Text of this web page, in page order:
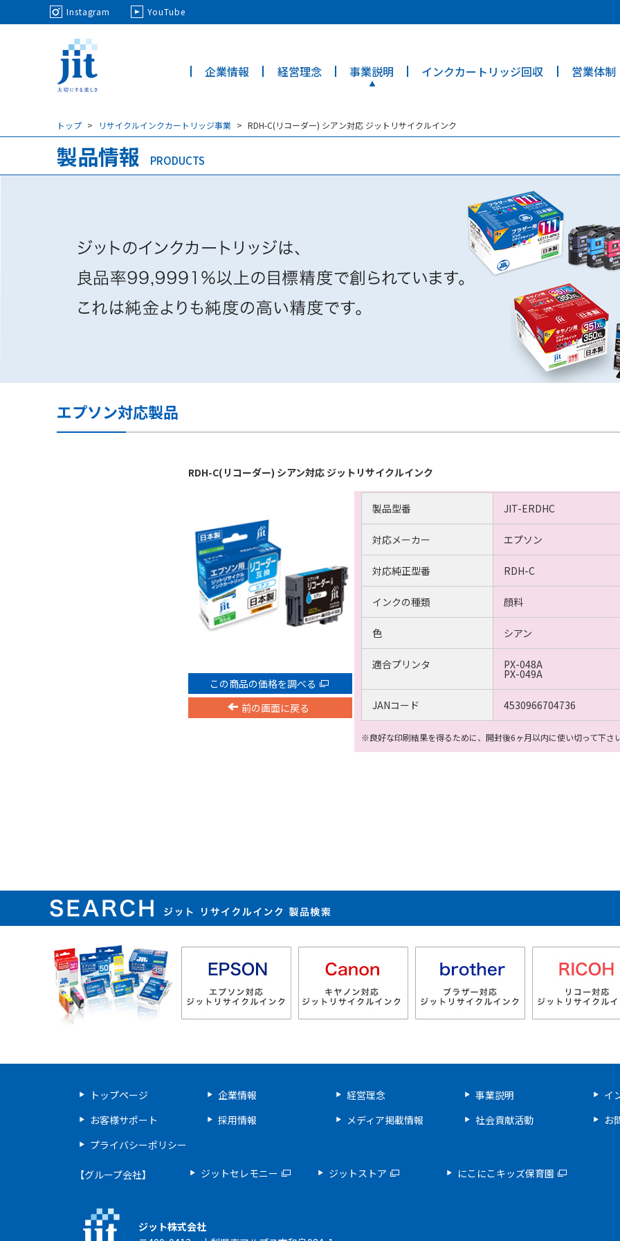
式会社
企業情報 経営理念 事業説明 インクカートリッジ回収 営業体制
Instagram YouTube
トップ リサイクルインクカートリッジ事業 RDH-C(リコーダー) シアン対応 ジットリサイクルインク
製品情報 PRODUCTS
エプソン対応製品
RDH-C(リコーダー) シアン対応 ジットリサイクルインク
この商品の価格を調べる
前の画面に戻る
製品型番 JIT-ERDHC
対応メーカー エプソン
対応純正型番 RDH-C
インクの種類 顔料
色 シアン
適合プリンタ PX-048A
PX-049A
JANコード 4530966704736
※良好な印刷結果を得るために、開封後6ヶ月以内に使い切って下さ
ジット リサイクルインク 製品検索
トップページ 企業情報 経営理念 事業説明
イ
お客様サポート
採用情報 メディア掲載情報 社会貢献活動
お
プライバシーポリシー
【グループ会社】 ジットセレモニー ジットストア にこにこキッズ保育園
ジット株式会社
May we use cookies to track your activities? We take your privacy very seriously. Please see our privacy